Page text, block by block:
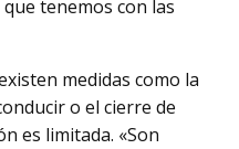
tenemos con las
medidas como la
o el cierre de
es limitada. «Son